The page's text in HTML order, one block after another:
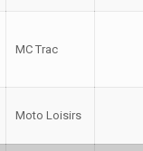
MC Trac
Moto Loisirs